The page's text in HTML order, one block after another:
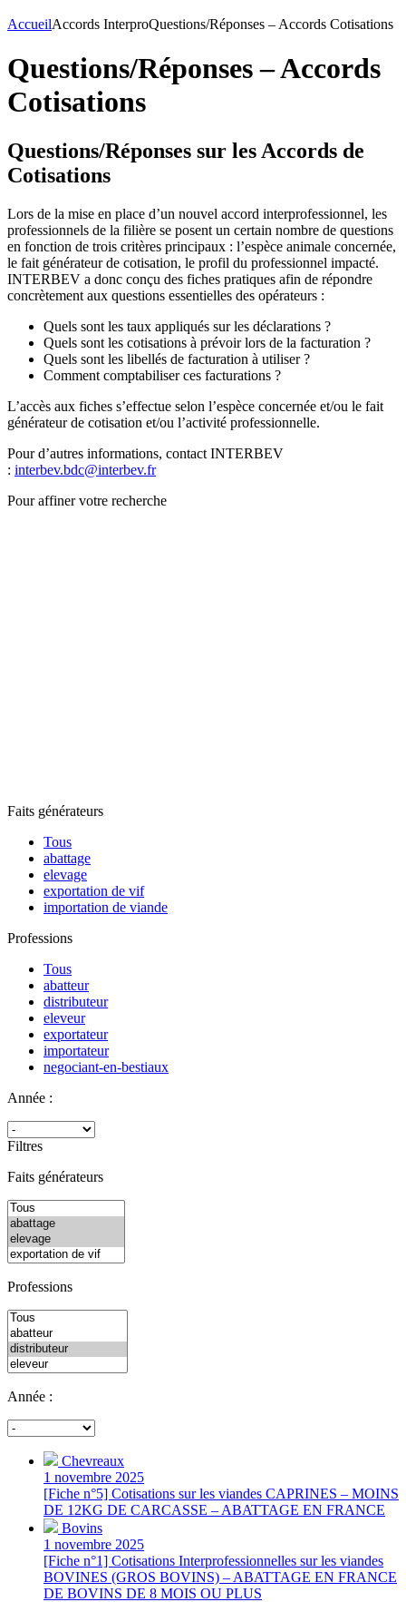
AccueilAccords InterproQuestions/Réponses – Accords Cotisations
Questions/Réponses – Accords
Cotisations
Questions/Réponses sur les Accords de
Cotisations
Lors de la mise en place d’un nouvel accord interprofessionnel, les
professionnels de la filière se posent un certain nombre de questions
en fonction de trois critères principaux : l’espèce animale concernée,
le fait générateur de cotisation, le profil du professionnel impacté.
INTERBEV a donc conçu des fiches pratiques afin de répondre
concrètement aux questions essentielles des opérateurs :
Quels sont les taux appliqués sur les déclarations ?
Quels sont les cotisations à prévoir lors de la facturation ?
Quels sont les libellés de facturation à utiliser ?
Comment comptabiliser ces facturations ?
L’accès aux fiches s’effectue selon l’espèce concernée et/ou le fait
générateur de cotisation et/ou l’activité professionnelle.
Pour d’autres informations, contact INTERBEV
: interbev.bdc@interbev.fr
Pour affiner votre recherche
Faits générateurs
Tous
abattage
elevage
exportation de vif
importation de viande
Professions
Tous
abatteur
distributeur
eleveur
exportateur
importateur
negociant-en-bestiaux
Année :
Filtres
Faits générateurs
Professions
Année :
Chevreaux
1 novembre 2025
[Fiche n°5] Cotisations sur les viandes CAPRINES – MOINS
DE 12KG DE CARCASSE – ABATTAGE EN FRANCE
Bovins
1 novembre 2025
[Fiche n°1] Cotisations Interprofessionnelles sur les viandes
BOVINES (GROS BOVINS) – ABATTAGE EN FRANCE
DE BOVINS DE 8 MOIS OU PLUS